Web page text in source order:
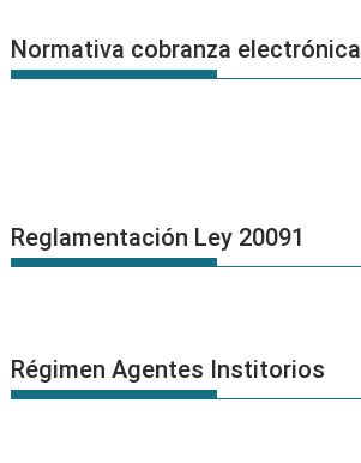
Normativa cobranza electrónica
Reglamentación Ley 20091
Régimen Agentes Institorios